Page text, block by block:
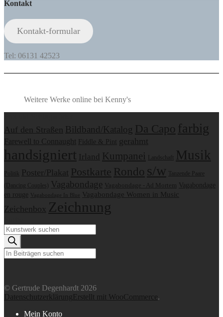
Kontakt
Kontakt-formular
Tel: 06131 42523
Weitere Werke online bei Kenny's
Auf den Straßen Bildband/Katalog Da Capo farbig
Farewell to Connaught Fiddle & Pint gerahmt
handsigniert Irland Kumpanei Landschaft Musik
Politik Poster/Plakat Postkarte Rondo s/w Tanzende Paare
(Dancing Couples)
Vagabondage Vagabondage - Ad Mortem Vagabondage
en rouge
Vagabondage In Blue Vagabondage Women in Music
Zeichenbox Zeichnung
Products
search
Suchen
© Gertrude Degenhardt 2026
Datenschutzerklärung Erstellt mit WooCommerce.
Mein Konto